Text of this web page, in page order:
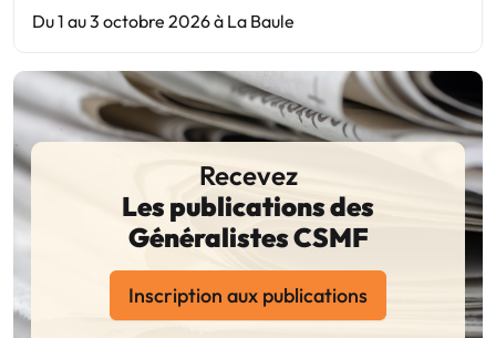
Du 1 au 3 octobre 2026 à La Baule
Recevez
Les publications des
Généralistes CSMF
Inscription aux publications